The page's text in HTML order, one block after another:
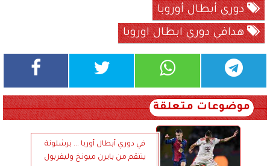
دوري أبطال أوروبا
هدافي دوري ابطال اوروبا
موضوعات متعلقة
في دوري أبطال أوربا ... برشلونة
ينتقم من بايرن ميونخ وليفربول